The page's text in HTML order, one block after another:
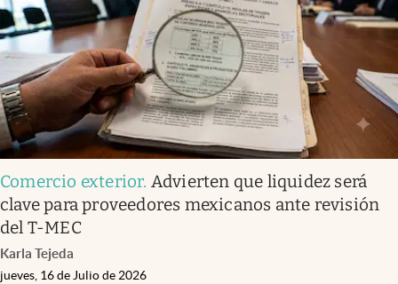
Clase
Clima
Mundial 2026
Eventos Corporativos
El Cronista Studio
Mediakit
abre en nueva pestaña
Argentina
Comercio exterior. Advierten que liquidez será
clave para proveedores mexicanos ante revisión
del T-MEC
Karla Tejeda
jueves, 16 de Julio de 2026